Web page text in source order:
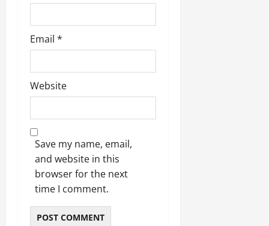
Email *
Website
Save my name, email,
and website in this
browser for the next
time I comment.